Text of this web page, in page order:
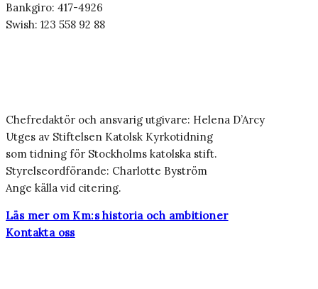
Bankgiro: 417-4926
Swish: 123 558 92 88
Chefredaktör och ansvarig utgivare: Helena D’Arcy
Utges av Stiftelsen Katolsk Kyrkotidning
som tidning för Stockholms katolska stift.
Styrelseordförande: Charlotte Byström
Ange källa vid citering.
Läs mer om Km:s historia och ambitioner
Kontakta oss